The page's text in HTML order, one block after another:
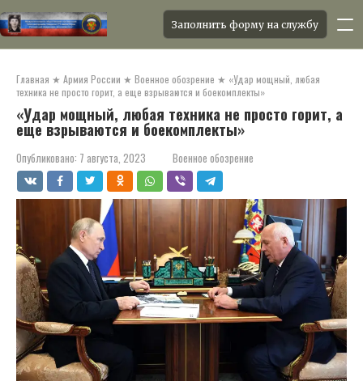
контенту
Заполнить форму на службу
Главная ★ Армия России ★ Военное обозрение ★ «Удар мощный, любая
техника не просто горит, а еще взрываются и боекомплекты»
«Удар мощный, любая техника не просто горит, а
еще взрываются и боекомплекты»
Опубликовано: 7 августа, 2023 Военное обозрение